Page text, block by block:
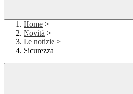
Home >
Novità >
Le notizie >
Sicurezza